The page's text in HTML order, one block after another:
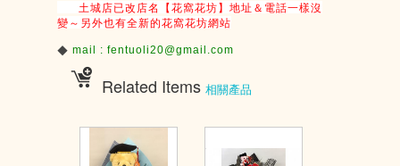
土城店已改店名【花窩花坊】地址＆電話一樣沒
變～另外也有全新的花窩花坊網站
◆ mail : fentuoli20@gmail.com
Related Items 相關產品